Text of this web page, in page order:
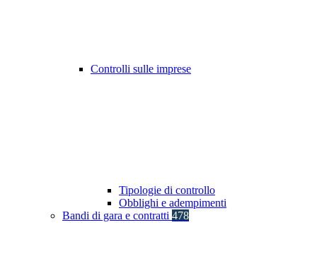
Controlli sulle imprese
Tipologie di controllo
Obblighi e adempimenti
Bandi di gara e contratti 478